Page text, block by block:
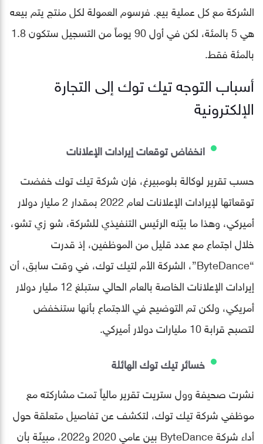
الشركة مع كل عملية بيع. فرسوم العمولة لكل منتج يتم بيعه
هي 5 بالمئة، لكن في أول 90 يوماً من التسجيل ستكون 1.8
بالمئة فقط.
أسباب التوجه تيك توك إلى التجارة
الإلكترونية
انخفاض توقعات إيرادات الإعلانات
حسب تقرير لوكالة بلومبيرغ، فإن شركة تيك توك خفضت
توقعاتها لإيرادات الإعلانات لعام 2022 بمقدار 2 مليار دولار
أميركي، وهذا ما بيّنه الرئيس التنفيذي للشركة، شو زي تشو،
خلال اجتماع مع عدد قليل من الموظفين، إذ قدرت
“ByteDance”، الشركة الأم لتيك توك، في وقت سابق، أن
إيرادات الإعلانات الخاصة بالعام الحالي ستبلغ 12 مليار دولار
أمريكي، ولكن تم التوضيح في الاجتماع بأنها ستنخفض
لتصبح قرابة 10 مليارات دولار أميركي.
خسائر تيك توك الهائلة
نشرت صحيفة وول ستريت تقرير مالياً تمت مشاركته مع
موظفي شركة تيك توك، لتكشف عن تفاصيل متعلقة حول
أداء شركة ByteDance بين عامي 2020 و2022، مبينًة بأن